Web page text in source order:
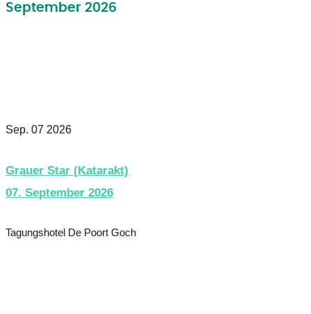
September 2026
Sep. 07 2026
Grauer Star (Katarakt)
07. September 2026
Tagungshotel De Poort Goch